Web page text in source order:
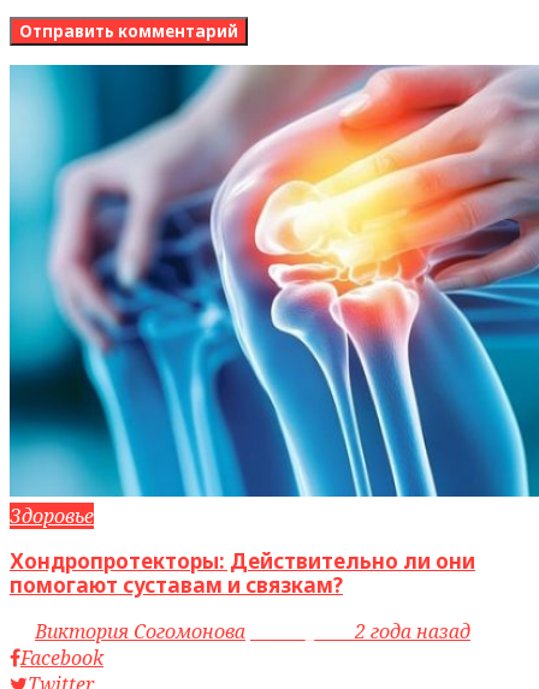
Здоровье
Хондропротекторы: Действительно ли они
помогают суставам и связкам?
byВиктория Согомонова access_time2 года назад
Facebook